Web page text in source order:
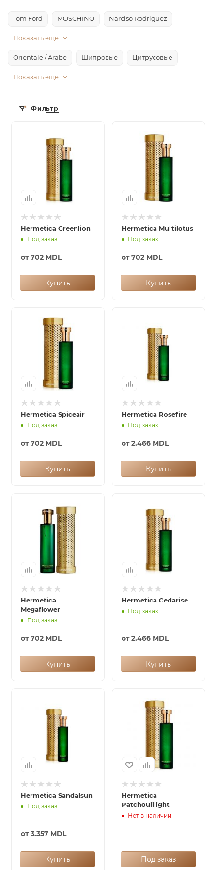
Tom Ford MOSCHINO Narciso Rodriguez
Показать еще
Orientale / Arabe Шипровые Цитрусовые
Показать еще
Фильтр
Hermetica Greenlion
Под заказ
от702 MDL
Купить
Hermetica Multilotus
Под заказ
от702 MDL
Купить
Hermetica Spiceair
Под заказ
от702 MDL
Купить
Hermetica Rosefire
Под заказ
от2.466 MDL
Купить
Hermetica
Megaflower
Под заказ
от702 MDL
Купить
Hermetica Cedarise
Под заказ
от2.466 MDL
Купить
Hermetica Sandalsun
Под заказ
от3.357 MDL
Купить
Hermetica
Patchoulilight
Нет в наличии
Под заказ